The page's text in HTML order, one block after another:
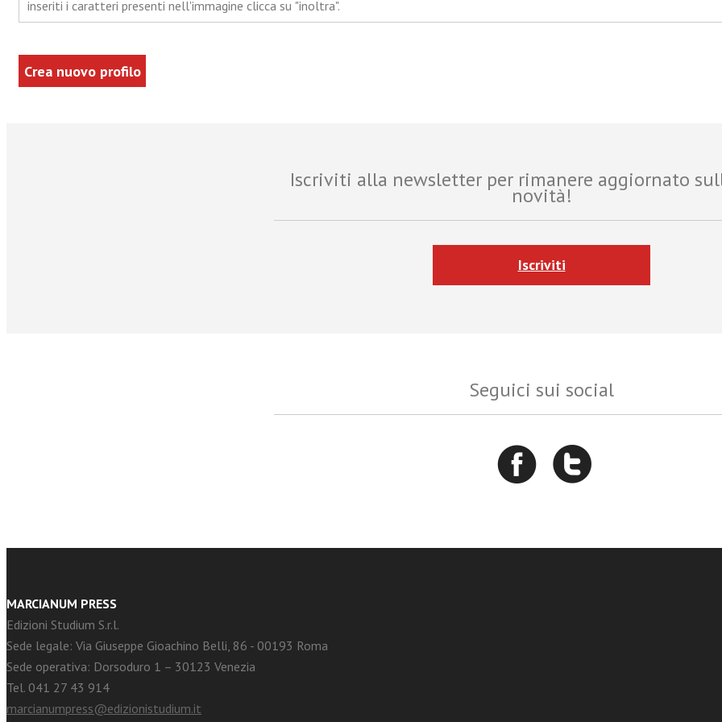
inseriti i caratteri presenti nell'immagine clicca su "inoltra".
Iscriviti alla newsletter per rimanere aggiornato
novità!
Iscriviti
Seguici sui social
MARCIANUM PRESS
Edizioni Studium S.r.l.
Sede legale: Via Giuseppe Gioachino Belli, 86 - 00193 Roma
Sede operativa: Dorsoduro 1 – 30123 Venezia
Tel. 041 27 43 914
marcianumpress@edizionistudium.it